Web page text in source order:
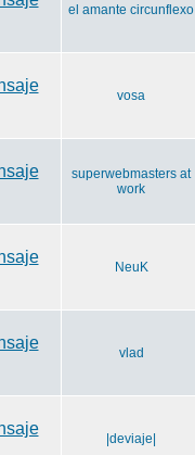
el amante circunflexo
vosa
superwebmasters at
work
NeuK
vlad
|deviaje|